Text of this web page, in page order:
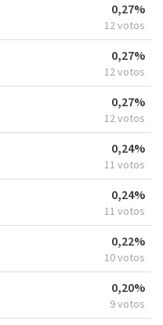
0,27%
12 votos
0,27%
12 votos
0,27%
12 votos
0,24%
11 votos
0,24%
11 votos
0,22%
10 votos
0,20%
9 votos